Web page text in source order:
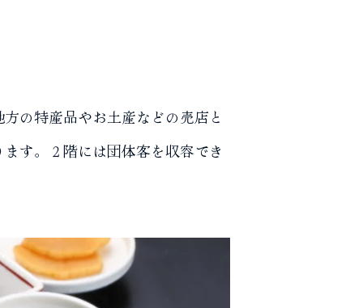
の特産品やお土産などの売店と
す。２階には団体客を収容でき